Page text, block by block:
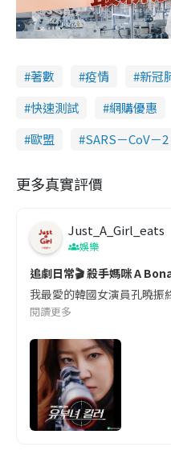
著數 疫情 新冠
快速測試
網購優惠
歐盟
SARS－CoV－2
更多真實評價
Just_A_Girl_eats
娛樂
追劇日常🎬 殺手媽咪 A
我最愛的韓國女演員孔曉
閱讀更多